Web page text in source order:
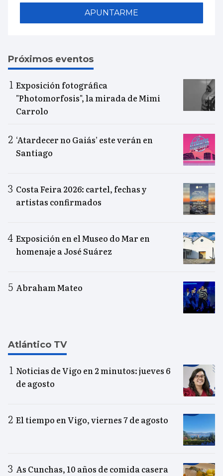
APUNTARME
Próximos eventos
Exposición fotográfica
"Photomorfosis", la mirada de Mimi
Carrolo
‘Atardecer no Gaiás’ este verán en
Santiago
Costa Feira 2026: cartel, fechas y
artistas confirmados
Exposición en el Museo do Mar en
homenaje a José Suárez
Abraham Mateo
Atlántico TV
Noticias de Vigo en 2 minutos: jueves 6
de agosto
El tiempo en Vigo, viernes 7 de agosto
As Cunchas, 10 años de comida casera